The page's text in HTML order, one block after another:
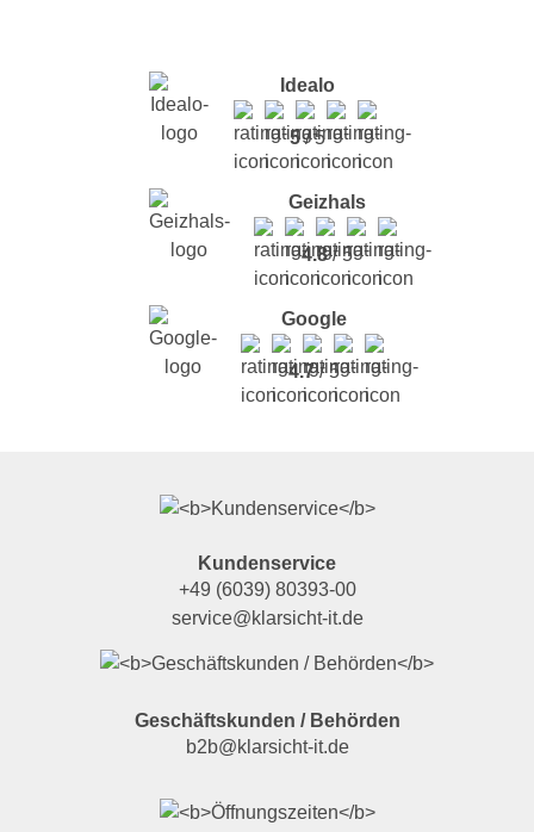
Idealo
5/ 5
Geizhals
4.8/ 5
Google
4.7/ 5
Kundenservice
+49 (6039) 80393-00
service@klarsicht-it.de
Geschäftskunden / Behörden
b2b@klarsicht-it.de